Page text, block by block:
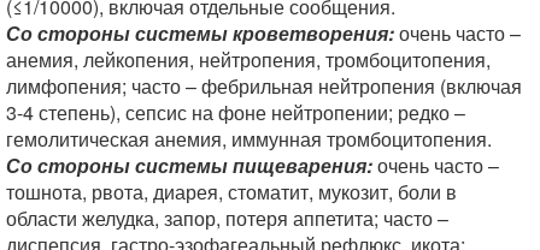
(≤1/10000), включая отдельные сообщения.
Со стороны системы кроветворения:очень часто –
анемия, лейкопения, нейтропения, тромбоцитопения,
лимфопения; часто – фебрильная нейтропения (включая
3-4 степень), сепсис на фоне нейтропении; редко –
гемолитическая анемия, иммунная тромбоцитопения.
Со стороны системы пищеварения:очень часто –
тошнота, рвота, диарея, стоматит, мукозит, боли в
области желудка, запор, потеря аппетита; часто –